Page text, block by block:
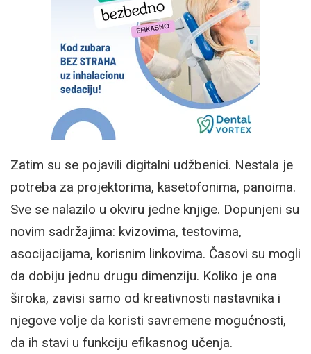
Zatim su se pojavili digitalni udžbenici. Nestala je
potreba za projektorima, kasetofonima, panoima.
Sve se nalazilo u okviru jedne knjige. Dopunjeni su
novim sadržajima: kvizovima, testovima,
asocijacijama, korisnim linkovima. Časovi su mogli
da dobiju jednu drugu dimenziju. Koliko je ona
široka, zavisi samo od kreativnosti nastavnika i
njegove volje da koristi savremene mogućnosti,
da ih stavi u funkciju efikasnog učenja.